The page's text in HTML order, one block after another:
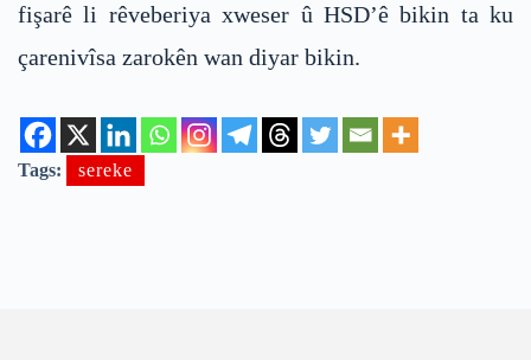
fişarê li rêveberiya xweser û HSD’ê bikin ta ku
çarenivîsa zarokên wan diyar bikin.
Tags: sereke